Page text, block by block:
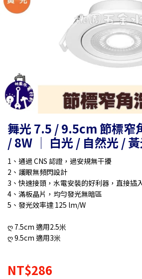
舞光 7.5 / 9.5cm 節標窄
/ 8W │ 白光 / 自然光 /
1、通過 CNS 認證，過安規無干擾
2、護眼無頻閃設計
3、快速接頭，水電安裝的好利器，直接插
4、滿板晶片，均勻發光無暗區
5、發光效率達 125 lm/W
ღ 7.5cm 適用2.5米
ღ 9.5cm 適用3米
NT$286